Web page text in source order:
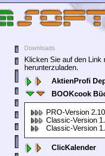
Downloads
Klicken Sie auf den
herunterzuladen.
AktienProfi
BOOKcook
PRO-Version
Classic-Version
Classic-Version
ClicKalender